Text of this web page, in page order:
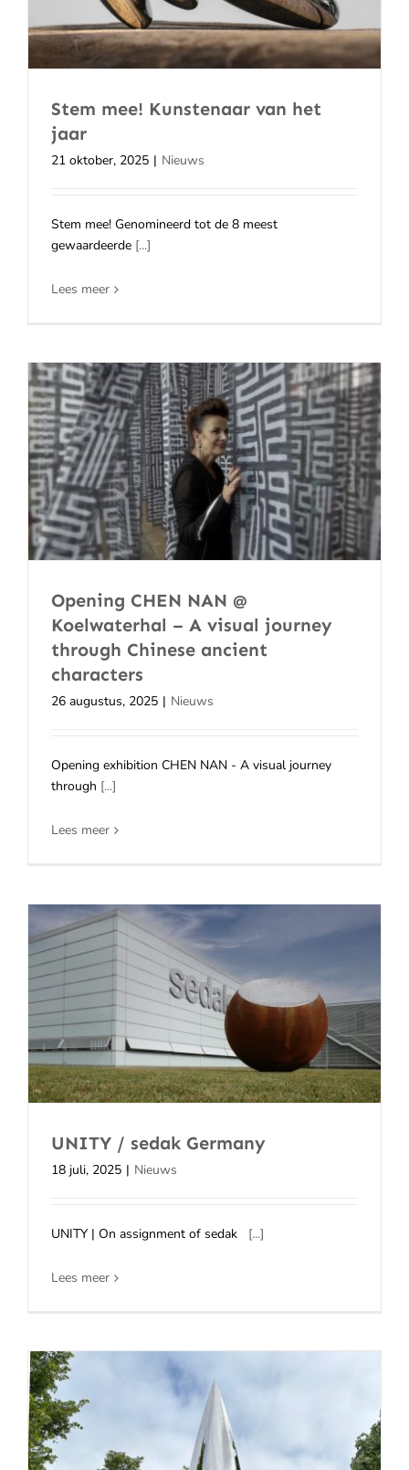
Stem mee! Kunstenaar van het
jaar
21 oktober, 2025 | Nieuws
Stem mee! Genomineerd tot de 8 meest
gewaardeerde [...]
Lees meer
Opening CHEN NAN @
Koelwaterhal – A visual journey
through Chinese ancient
characters
26 augustus, 2025 | Nieuws
Opening exhibition CHEN NAN - A visual journey
through [...]
Lees meer
UNITY / sedak Germany
18 juli, 2025 | Nieuws
UNITY | On assignment of sedak [...]
Lees meer